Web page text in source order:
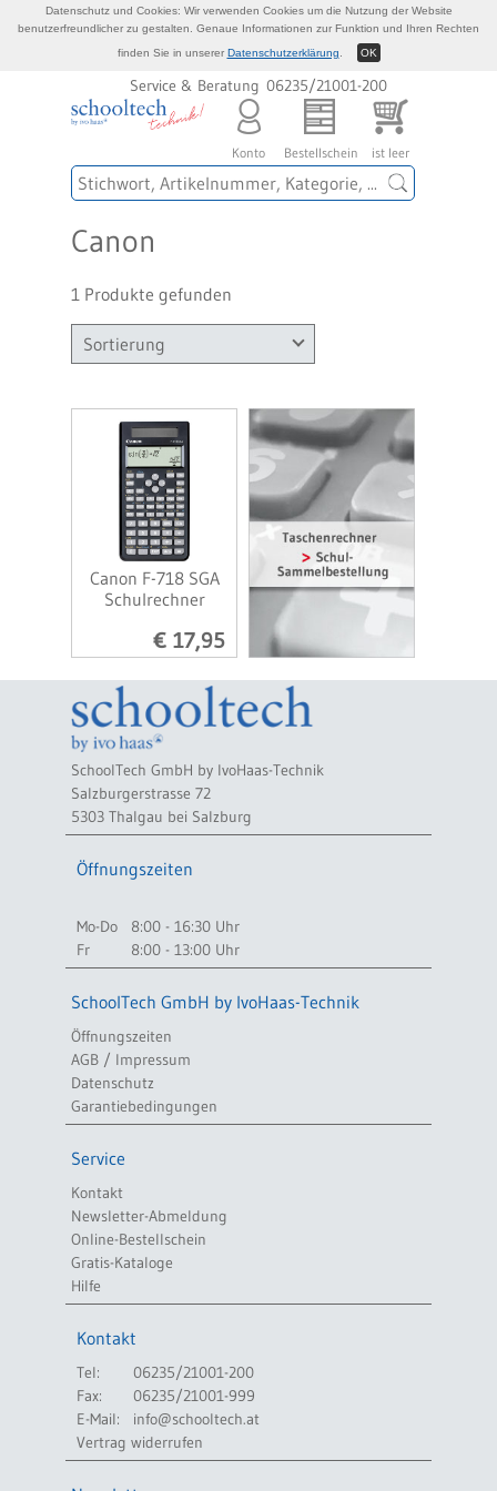
Service & Beratung 06235/21001-200
Konto Bestellschein ist leer
Canon
1 Produkte gefunden
Sortierung
Canon F-718 SGA
Schulrechner
€ 17,95
SchoolTech GmbH by IvoHaas-Technik
Salzburgerstrasse 72
5303 Thalgau bei Salzburg
Öffnungszeiten
Mo-Do
8:00 - 16:30 Uhr
Fr
8:00 - 13:00 Uhr
SchoolTech GmbH by IvoHaas-Technik
Öffnungszeiten
AGB / Impressum
Datenschutz
Garantiebedingungen
Service
Kontakt
Newsletter-Abmeldung
Online-Bestellschein
Gratis-Kataloge
Hilfe
Kontakt
Tel:
06235/21001-200
Fax:
06235/21001-999
E-Mail:
info@schooltech.at
Vertrag widerrufen
Datenschutz und Cookies: Wir verwenden Cookies um die Nutzung der Website
benutzerfreundlicher zu gestalten. Genaue Informationen zur Funktion und Ihren Rechten
finden Sie in unserer Datenschutzerklärung OK